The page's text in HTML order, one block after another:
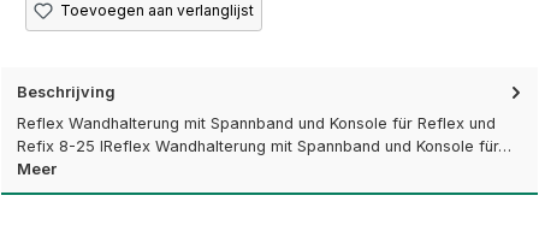
Toevoegen aan verlanglijst
Beschrijving
Reflex Wandhalterung mit Spannband und Konsole für Reflex und
Refix 8-25 lReflex Wandhalterung mit Spannband und Konsole für…
Meer